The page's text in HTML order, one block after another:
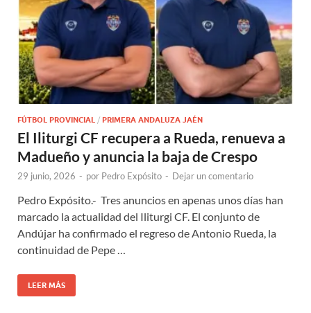
FÚTBOL PROVINCIAL / PRIMERA ANDALUZA JAÉN
El Iliturgi CF recupera a Rueda, renueva a
Madueño y anuncia la baja de Crespo
29 junio, 2026 - por Pedro Expósito - Dejar un comentario
Pedro Expósito.- Tres anuncios en apenas unos días han
marcado la actualidad del Iliturgi CF. El conjunto de
Andújar ha confirmado el regreso de Antonio Rueda, la
continuidad de Pepe …
LEER MÁS